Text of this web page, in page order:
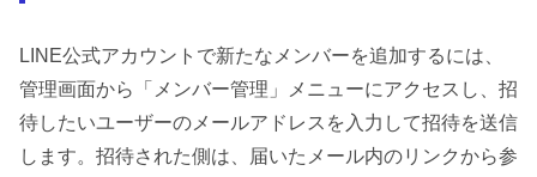
LINE公式アカウントで新たなメンバーを追加するには、
管理画面から「メンバー管理」メニューにアクセスし、招
待したいユーザーのメールアドレスを入力して招待を送信
します。招待された側は、届いたメール内のリンクから参